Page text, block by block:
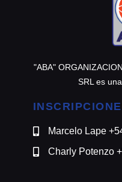
"ABA"
SRL es
Marcelo Lape
Charly Potenzo